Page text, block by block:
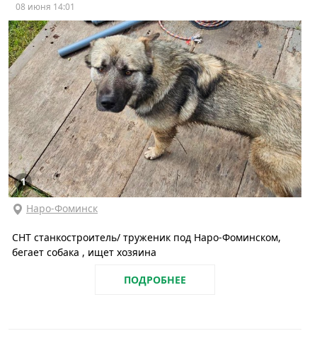
08 июня 14:01
1
Наро-Фоминск
СНТ станкостроитель/ труженик под Наро-Фоминском,
бегает собака , ищет хозяина
ПОДРОБНЕЕ